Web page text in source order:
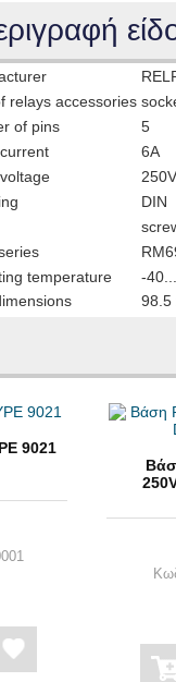
relays accessories
of pins
5
6A
DIN
temperature
-
98.5
9021